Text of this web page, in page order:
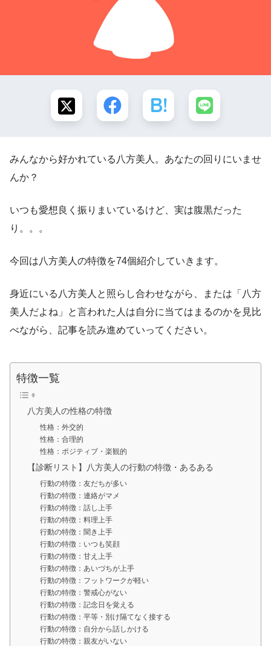
みんなから好かれている八方美人。あなたの回りにいませ
んか？
いつも愛想良く振りまいているけど、実は腹黒だった
り。。。
今回は八方美人の特徴を74個紹介していきます。
身近にいる八方美人と照らし合わせながら、または「八方
美人だよね」と言われた人は自分に当てはまるのかを見比
べながら、記事を読み進めていってください。
特徴一覧
八方美人の性格の特徴
性格：外交的
性格：合理的
性格：ポジティブ・楽観的
【診断リスト】八方美人の行動の特徴・あるある
行動の特徴：友だちが多い
行動の特徴：連絡がマメ
行動の特徴：話し上手
行動の特徴：料理上手
行動の特徴：聞き上手
行動の特徴：いつも笑顔
行動の特徴：甘え上手
行動の特徴：あいづちが上手
行動の特徴：フットワークが軽い
行動の特徴：警戒心がない
行動の特徴：記念日を覚える
行動の特徴：平等・別け隔てなく接する
行動の特徴：自分から話しかける
行動の特徴：親友がいない